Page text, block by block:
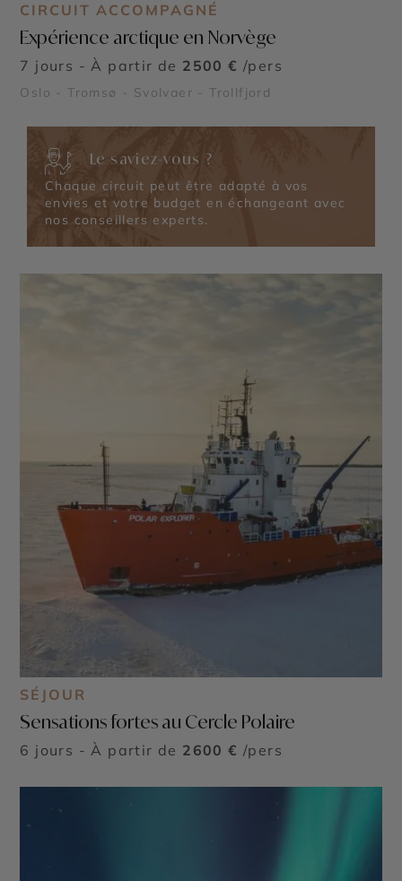
CIRCUIT ACCOMPAGNÉ
Expérience arctique en Norvège
7 jours - À partir de 2500 € /pers
Oslo - Tromsø - Svolvaer - Trollfjord
Le saviez-vous ?
Chaque circuit peut être adapté à vos
envies et votre budget en échangeant avec
nos conseillers experts.
SÉJOUR
Sensations fortes au Cercle Polaire
6 jours - À partir de 2600 € /pers